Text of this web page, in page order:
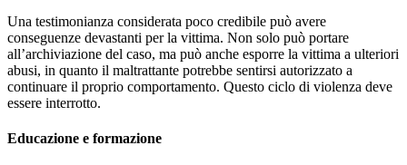
Una testimonianza considerata poco credibile può avere
conseguenze devastanti per la vittima. Non solo può portare
all’archiviazione del caso, ma può anche esporre la vittima a ulteriori
abusi, in quanto il maltrattante potrebbe sentirsi autorizzato a
continuare il proprio comportamento. Questo ciclo di violenza deve
essere interrotto.
Educazione e formazione